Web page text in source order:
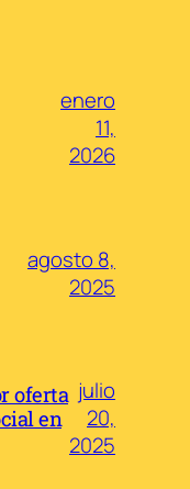
enero
11,
2026
agosto 8,
2025
oferta
en
julio
20,
2025